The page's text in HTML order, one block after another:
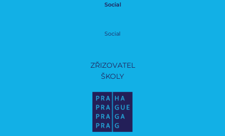
Social
Social
ZŘIZOVATEL
ŠKOLY